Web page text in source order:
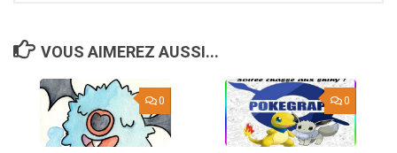
VOUS AIMEREZ AUSSI...
0 0